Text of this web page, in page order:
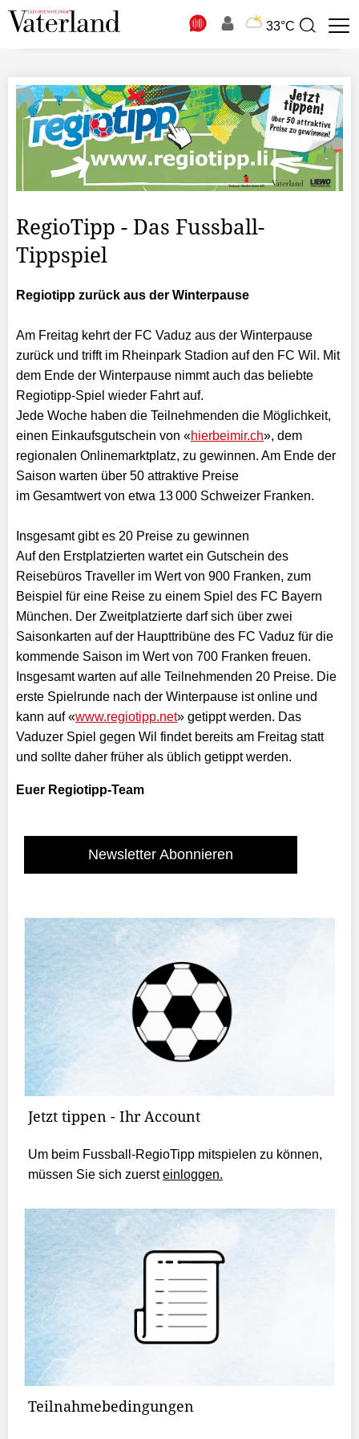
33°C
Suchbegriff
RegioTipp - Das Fussball-
Tippspiel
Regiotipp zurück aus der Winterpause
Am Freitag kehrt der FC Vaduz aus der Winterpause
zurück und trifft im Rheinpark Stadion auf den FC Wil. Mit
dem Ende der Winterpause nimmt auch das beliebte
Regiotipp-Spiel wieder Fahrt auf.
Jede Woche haben die Teilnehmenden die Möglichkeit,
einen Einkaufsgutschein von «hierbeimir.ch», dem
regionalen Onlinemarktplatz, zu gewinnen. Am Ende der
Saison warten über 50 attraktive Preise
im Gesamtwert von etwa 13 000 Schweizer Franken.
Insgesamt gibt es 20 Preise zu gewinnen
Auf den Erstplatzierten wartet ein Gutschein des
Reisebüros Traveller im Wert von 900 Franken, zum
Beispiel für eine Reise zu einem Spiel des FC Bayern
München. Der Zweitplatzierte darf sich über zwei
Saisonkarten auf der Haupttribüne des FC Vaduz für die
kommende Saison im Wert von 700 Franken freuen.
Insgesamt warten auf alle Teilnehmenden 20 Preise. Die
erste Spielrunde nach der Winterpause ist online und
kann auf «www.regiotipp.net» getippt werden. Das
Vaduzer Spiel gegen Wil findet bereits am Freitag statt
und sollte daher früher als üblich getippt werden.
Euer Regiotipp-Team
Newsletter Abonnieren
Jetzt tippen - Ihr Account
Um beim Fussball-RegioTipp mitspielen zu können,
müssen Sie sich zuersteinloggen.
Teilnahmebedingungen